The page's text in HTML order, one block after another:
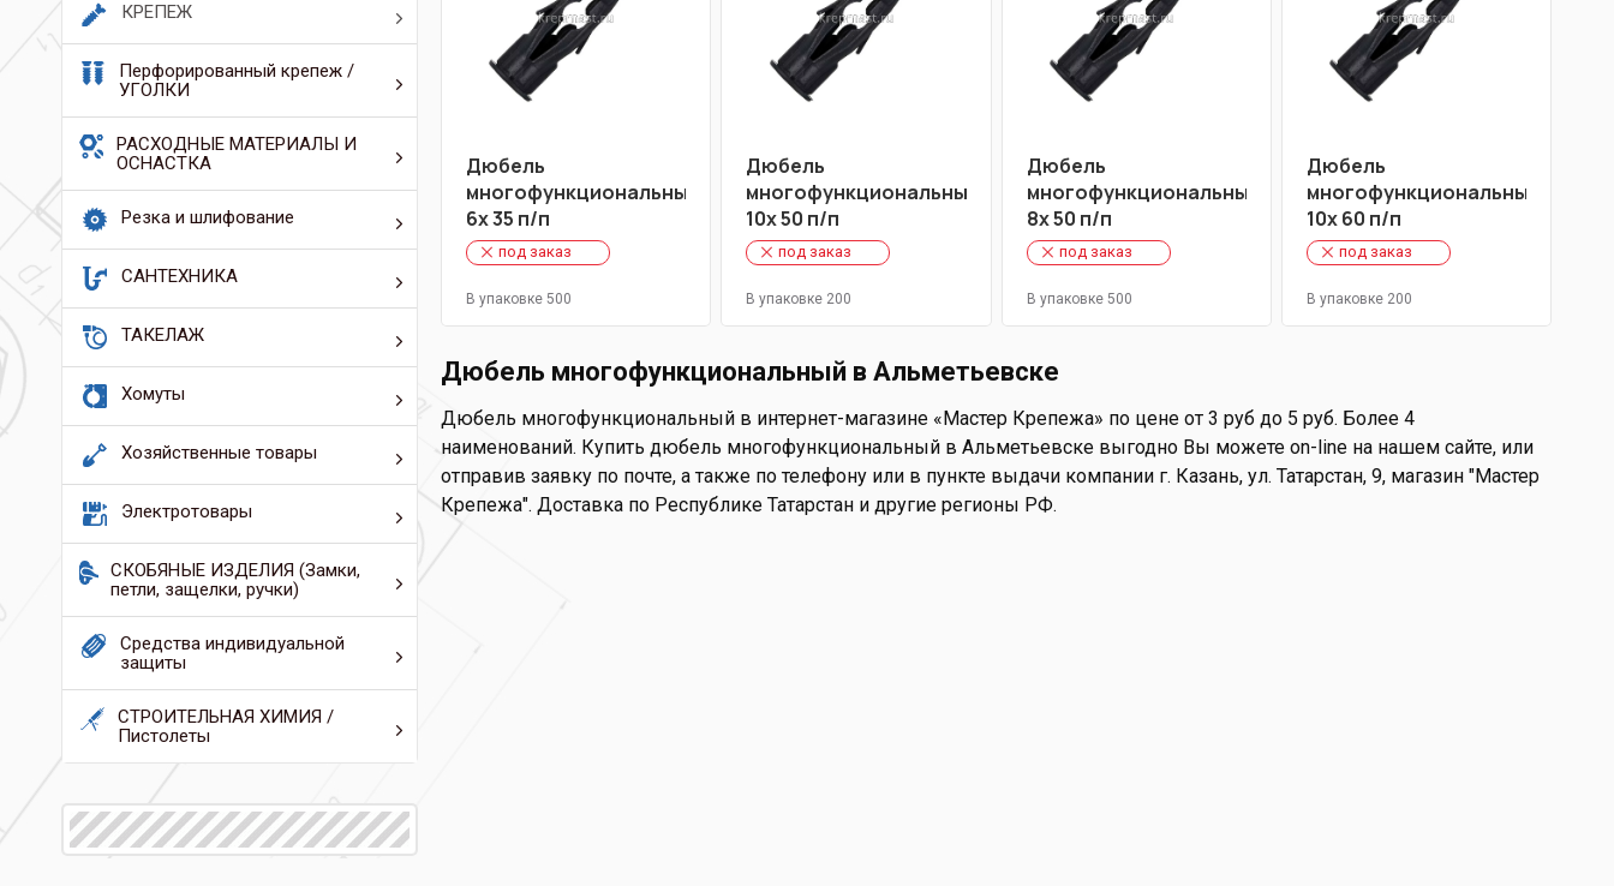
КРЕПЕЖ
Перфорированный крепеж /
УГОЛКИ
РАСХОДНЫЕ МАТЕРИАЛЫ И
ОСНАСТКА
Резка и шлифование
САНТЕХНИКА
ТАКЕЛАЖ
Хомуты
Хозяйственные товары
Электротовары
СКОБЯНЫЕ ИЗДЕЛИЯ (Замки,
петли, защелки, ручки)
Средства индивидуальной
защиты
СТРОИТЕЛЬНАЯ ХИМИЯ /
Пистолеты
Дюбель
многофункциональный
6х 35 п/п
под заказ
В упаковке 500
Дюбель
многофункциональный
10х 50 п/п
под заказ
В упаковке 200
Дюбель
многофункциональный
8х 50 п/п
под заказ
В упаковке 500
Дюбель
многофункциональный
10х 60 п/п
под заказ
В упаковке 200
Дюбель многофункциональный в Альметьевске
Дюбель многофункциональный в интернет-магазине «Мастер Крепежа» по цене от 3 руб до 5 руб. Более 4
наименований. Купить дюбель многофункциональный в Альметьевске выгодно Вы можете on-line на нашем сайте, или
отправив заявку по почте, а также по телефону или в пункте выдачи компании г. Казань, ул. Татарстан, 9, магазин "Мастер
Крепежа". Доставка по Республике Татарстан и другие регионы РФ.